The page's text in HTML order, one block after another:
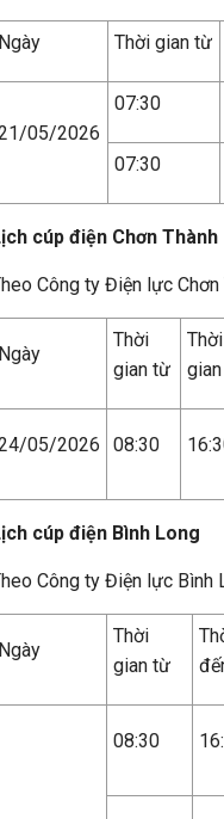
Ngày Thời gian từ
05/2026
07:30
07:30
cúp điện Chơn Thành
Công ty Điện lực Chơn
Ngày
Thời
gian từ
Thời
05/2026 08:30
cúp điện Bình Long
Công ty Điện lực Bình
Ngày
Thời
gian từ
08:30